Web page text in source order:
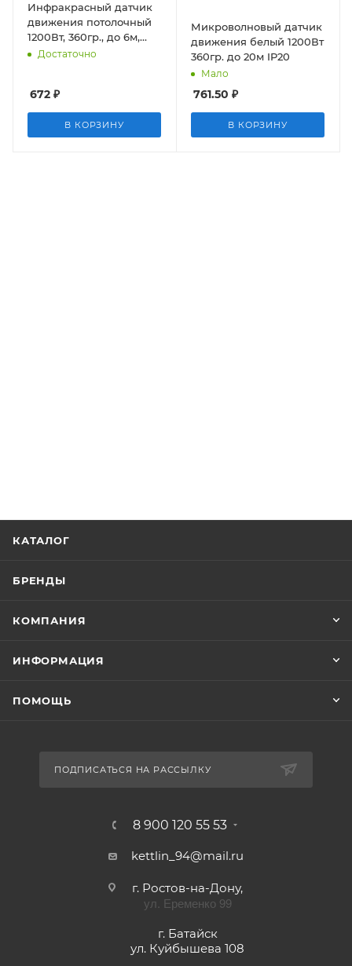
Инфракрасный датчик
движения потолочный
1200Вт, 360гр., до 6м,
IP33 (sbl-ms-011)
Достаточно
672 ₽
В КОРЗИНУ
Микроволновый датчик
движения белый 1200Вт
360гр. до 20м IP20
Мало
761.50 ₽
В КОРЗИНУ
КАТАЛОГ
БРЕНДЫ
КОМПАНИЯ
ИНФОРМАЦИЯ
ПОМОЩЬ
ПОДПИСАТЬСЯ НА РАССЫЛКУ
8 900 120 55 53
kettlin_94@mail.ru
г. Ростов-на-Дону,
ул. Еременко 99
г. Батайск
ул. Куйбышева 108